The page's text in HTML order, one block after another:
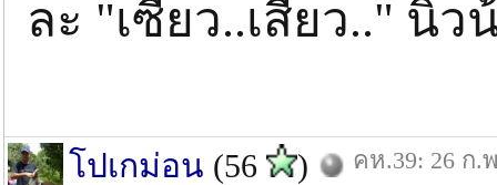
ละ "เซี้ยว..เสียว.." นิ้ว
โปเกม่อน (56 ) คห.39: 26 ก.